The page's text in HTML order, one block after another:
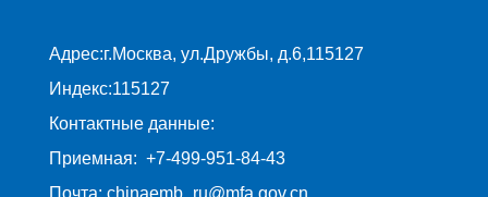
Адрес:г.Москва, ул.Дружбы, д.6,115127
Индекс:115127
Контактные данные:
Приемная: +7-499-951-84-43